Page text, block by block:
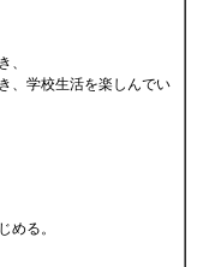
、
、学校生活を楽しんでい
める。